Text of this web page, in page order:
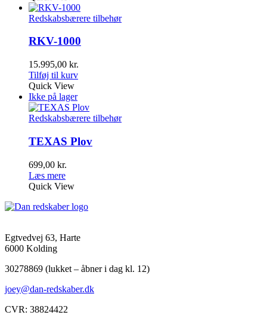
Redskabsbærere tilbehør
RKV-1000
15.995,00 kr.
Tilføj til kurv
Quick View
Ikke på lager
Redskabsbærere tilbehør
TEXAS Plov
699,00 kr.
Læs mere
Quick View
Egtvedvej 63, Harte
6000 Kolding
30278869 (lukket – åbner i dag kl. 12)
joey@dan-redskaber.dk
CVR: 38824422